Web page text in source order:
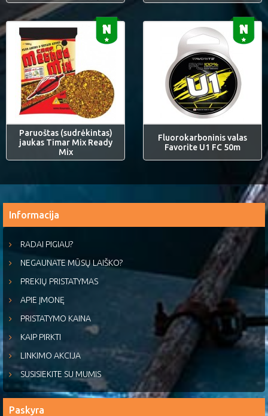
Paruoštas (sudrėkintas)
jaukas Timar Mix Ready
Mix
Fluorokarboninis valas
Favorite U1 FC 50m
Informacija
RADAI PIGIAU?
NEGAUNATE MŪSŲ LAIŠKO?
PREKIŲ PRISTATYMAS
APIE ĮMONĘ
PRISTATYMO KAINA
KAIP PIRKTI
LINKIMO AKCIJA
SUSISIEKITE SU MUMIS
Paskyra